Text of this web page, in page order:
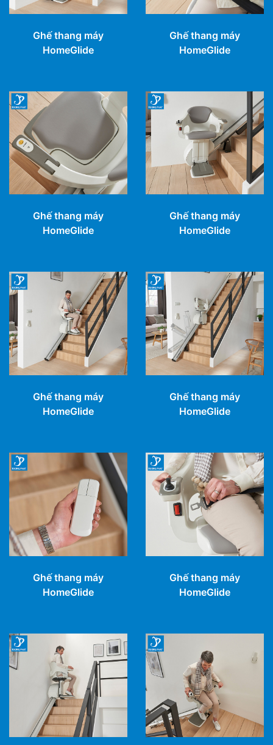
Ghế thang máy
HomeGlide
Ghế thang máy
HomeGlide
Ghế thang máy
HomeGlide
Ghế thang máy
HomeGlide
Ghế thang máy
HomeGlide
Ghế thang máy
HomeGlide
Ghế thang máy
HomeGlide
Ghế thang máy
HomeGlide